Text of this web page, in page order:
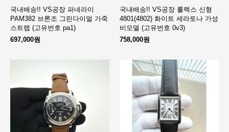
국내배송!! VS공장 파네라이
PAM382 브론조 그린다이얼 가죽
스트랩 (고유번호 pa1)
697,000원
국내배송!! VS공장 롤렉스 신형
4801(4802) 화이트 세라토나 가성
비모델 (고유번호 0v3)
758,000원